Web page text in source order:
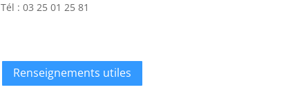
Tél : 03 25 01 25 81
Renseignements utiles